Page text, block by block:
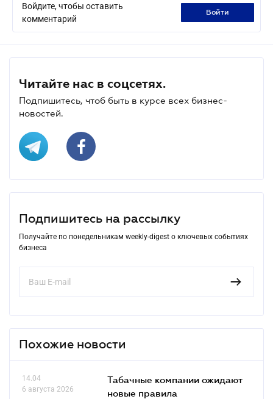
Войдите, чтобы оставить
комментарий
войти
Читайте нас в соцсетях.
Подпишитесь, чтоб быть в курсе всех бизнес-
новостей.
Подпишитесь на рассылку
Получайте по понедельникам weekly-digest о ключевых событиях
бизнеса
Похожие новости
14.04
6 августа 2026
Табачные компании ожидают
новые правила